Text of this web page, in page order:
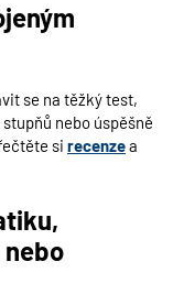
se na těžký test,
nebo úspěšně
si recenzea